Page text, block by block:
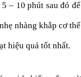
– 10 phút sau đó để
nhàng khắp cơ thể
hiệu quả tốt nhất.